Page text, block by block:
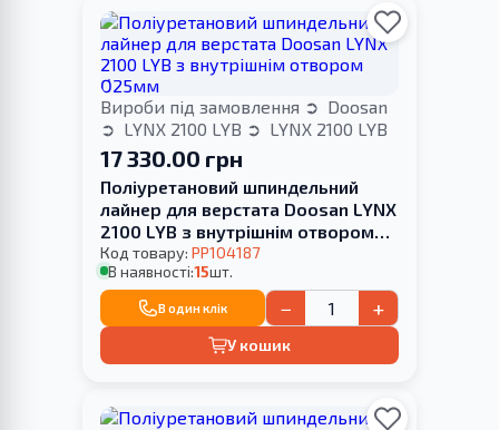
Вироби під замовлення
Doosan
LYNX 2100 LYB
LYNX 2100 LYB
17 330.00 грн
Поліуретановий шпиндельний
лайнер для верстата Doosan LYNX
2100 LYB з внутрішнім отвором
Ø25мм
Код товару: PP104187
В наявності:15шт.
В один клік − +
У кошик